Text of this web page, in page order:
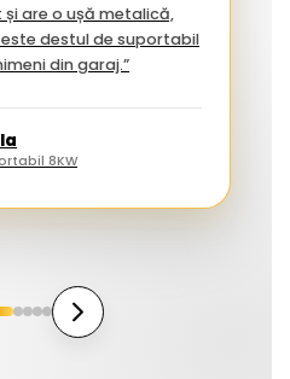
are o ușă metalică,
destul de suportabil
pe nimeni din garaj.”
8KW